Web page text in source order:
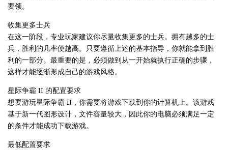
要领。
收集更多士兵
在这一阶段，专业玩家建议你尽量收集更多的士兵。拥有越多的士
兵，胜利的几率便越高。只要遵循上述的基本指导，你就能拿到胜
利的一部分。最重要的是，必须做到从一开始就执行正确的步骤，
这样才能逐渐形成自己的游戏风格。
星际争霸 II 的配置要求
想要游玩星际争霸 II，你需要将游戏下载到你的计算机上。该游戏
基于新一代图形设计，文件容量较大，因此你的电脑必须满足一定
的条件才能成功下载游戏。
最低配置要求